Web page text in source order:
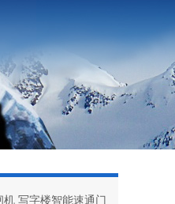
机 写字楼智能速通门